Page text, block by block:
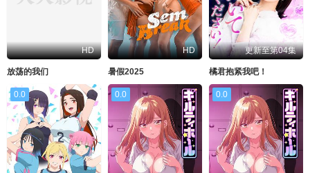
HD
放荡的我们
HD
暑假2025
更新至第04集
橘君抱紧我吧！
0.0 0.0 0.0